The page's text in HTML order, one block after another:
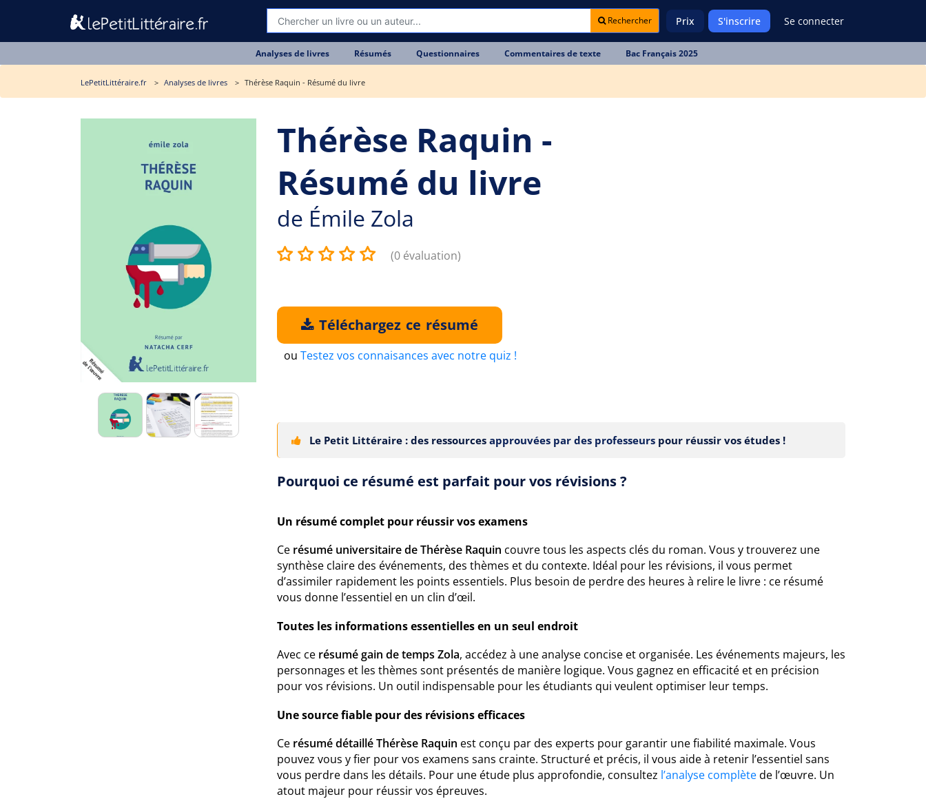
Rechercher Prix S'inscrire Se connecter
Analyses de livres Résumés Questionnaires Commentaires de texte Bac Français 2025
LePetitLittéraire.fr Analyses de livres Thérèse Raquin - Résumé du livre
Thérèse Raquin -
Résumé du livre
de Émile Zola
(0 évaluation)
Téléchargez ce résumé
ou Testez vos connaisances avec notre quiz !
Le Petit Littéraire : des ressources approuvées par des professeurs pour réussir vos études !
Pourquoi ce résumé est parfait pour vos révisions ?
Un résumé complet pour réussir vos examens
Ce résumé universitaire de Thérèse Raquin couvre tous les aspects clés du roman. Vous y trouverez une
synthèse claire des événements, des thèmes et du contexte. Idéal pour les révisions, il vous permet
d’assimiler rapidement les points essentiels. Plus besoin de perdre des heures à relire le livre : ce résumé
vous donne l’essentiel en un clin d’œil.
Toutes les informations essentielles en un seul endroit
Avec ce résumé gain de temps Zola, accédez à une analyse concise et organisée. Les événements majeurs, les
personnages et les thèmes sont présentés de manière logique. Vous gagnez en efficacité et en précision
pour vos révisions. Un outil indispensable pour les étudiants qui veulent optimiser leur temps.
Une source fiable pour des révisions efficaces
Ce résumé détaillé Thérèse Raquin est conçu par des experts pour garantir une fiabilité maximale. Vous
pouvez vous y fier pour vos examens sans crainte. Structuré et précis, il vous aide à retenir l’essentiel sans
vous perdre dans les détails. Pour une étude plus approfondie, consultez l’analyse complètede l’œuvre. Un
atout majeur pour réussir vos épreuves.